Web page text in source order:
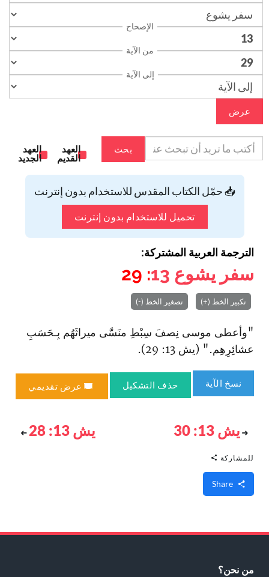
الإصحاح
من الآية
إلى الآية
عرض
بحث
العهد
القديم
العهد
الجديد
📥 حمّل الكتاب المقدس للاستخدام بدون إنترنت
تحميل للاستخدام بدون إنترنت
الترجمة العربية المشتركة:
سفر يشوع 13
: 29
تكبير الخط (+) تصغير الخط (-)
"وأعطى موسى نِصفَ سِبْطِ منَسَّى ميراثَهُم بِـحَسَبِ
عشائِرِهِم." (يش 13: 29).
نسخ الآية حذف التشكيل عرض تقديمي
يش 13: 30 يش 13: 28
للمشاركة
من نحن؟